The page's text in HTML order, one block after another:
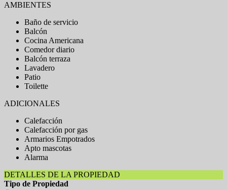
AMBIENTES
Baño de servicio
Balcón
Cocina Americana
Comedor diario
Balcón terraza
Lavadero
Patio
Toilette
ADICIONALES
Calefacción
Calefacción por gas
Armarios Empotrados
Apto mascotas
Alarma
DETALLES DE LA PROPIEDAD
Tipo de Propiedad